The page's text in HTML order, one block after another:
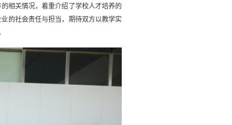
相关情况，着重介绍了学校人才培养的
的社会责任与担当， 期待双方以教学实